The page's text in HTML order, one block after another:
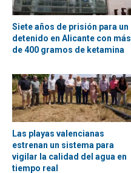
Siete años de prisión para un
detenido en Alicante con más
de 400 gramos de ketamina
Las playas valencianas
estrenan un sistema para
vigilar la calidad del agua en
tiempo real